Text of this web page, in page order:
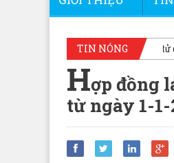
TIN NÓNG
Hợp đồng lao động điện tử có
Hợp đồng
từ ngày 1-1-